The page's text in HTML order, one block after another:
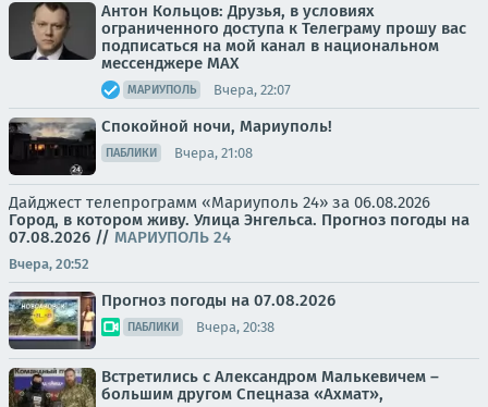
Антон Кольцов: Друзья, в условиях
ограниченного доступа к Телеграму прошу вас
подписаться на мой канал в национальном
мессенджере МАХ
МАРИУПОЛЬ Вчера, 22:07
Спокойной ночи, Мариуполь!
ПАБЛИКИ Вчера, 21:08
Дайджест телепрограмм «Мариуполь 24» за 06.08.2026
Город, в котором живу. Улица Энгельса. Прогноз погоды на
07.08.2026 // МАРИУПОЛЬ 24
Вчера, 20:52
Прогноз погоды на 07.08.2026
ПАБЛИКИ Вчера, 20:38
Встретились с Александром Малькевичем –
большим другом Спецназа «Ахмат»,